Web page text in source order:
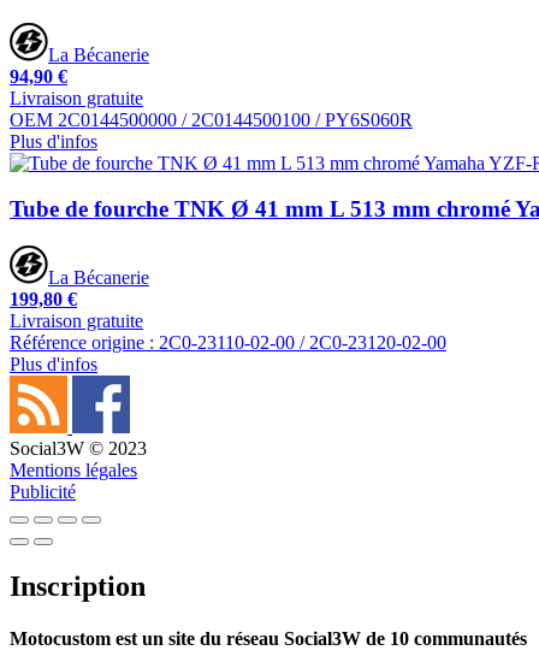
La Bécanerie
94,90 €
Livraison gratuite
OEM 2C0144500000 / 2C0144500100 / PY6S060R
Plus d'infos
Tube de fourche TNK Ø 41 mm L 513 mm chromé
La Bécanerie
199,80 €
Livraison gratuite
Référence origine : 2C0-23110-02-00 / 2C0-23120-02-00
Plus d'infos
Social3W © 2023
Mentions légales
Publicité
Inscription
Motocustom est un site du réseau Social3W de 10 communautés